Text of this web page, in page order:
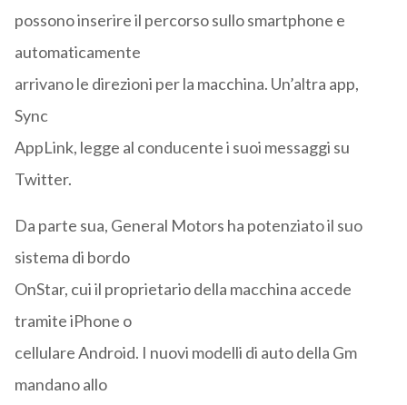
possono inserire il percorso sullo smartphone e
automaticamente
arrivano le direzioni per la macchina. Un’altra app,
Sync
AppLink, legge al conducente i suoi messaggi su
Twitter.
Da parte sua, General Motors ha potenziato il suo
sistema di bordo
OnStar, cui il proprietario della macchina accede
tramite iPhone o
cellulare Android. I nuovi modelli di auto della Gm
mandano allo